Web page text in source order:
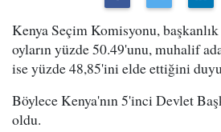
Kenya Seçim Komisyonu, başkanlık
oyların yüzde 50.49'unu, muhalif
ise yüzde 48,85'ini elde ettiğini
Böylece Kenya'nın 5'inci Devlet
oldu.